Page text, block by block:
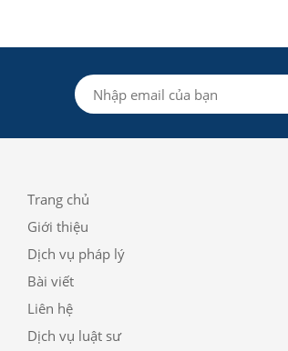
Trang chủ
Giới thiệu
Dịch vụ pháp lý
Bài viết
Liên hệ
Dịch vụ luật sư